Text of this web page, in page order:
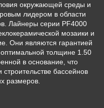
окружающей среды и
лидером в области
Лайнеры серии PF4000
мозаики и
Они являются гарантией
оптимальной толщине 1.50
в основание, что
бассейнов
размеров.